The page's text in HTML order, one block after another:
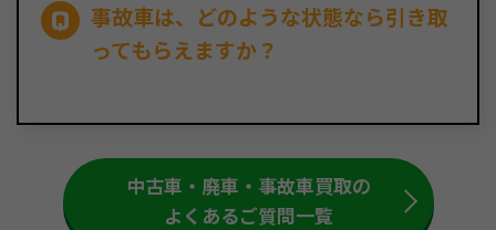
事故車は、どのような状態なら引き取
ってもらえますか？
中古車・廃車・事故車買取の
よくあるご質問一覧